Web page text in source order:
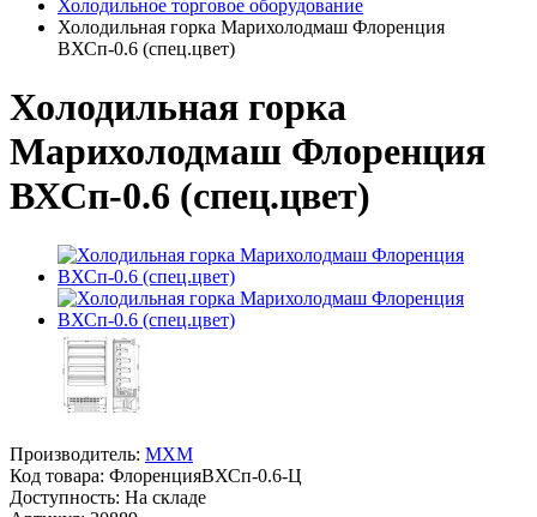
Холодильное торговое оборудование
Холодильная горка Марихолодмаш Флоренция
ВХСп-0.6 (спец.цвет)
Холодильная горка
Марихолодмаш Флоренция
ВХСп-0.6 (спец.цвет)
Производитель: MXM
Код товара: ФлоренцияВХСп-0.6-Ц
Доступность: На складе